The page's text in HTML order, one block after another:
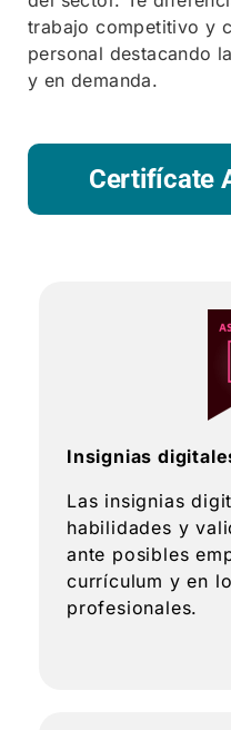
trabajo competitivo y
personal destacando
y en demanda.
Certifícate
Insignias
Las insignias
habilidades y
ante posibles
currículum y en
profesionales.